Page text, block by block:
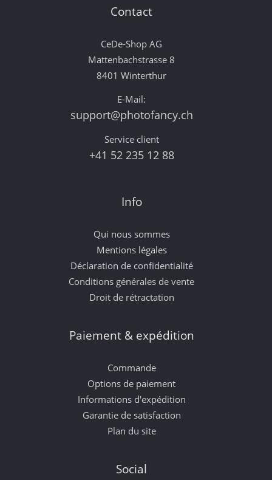
Contact
CeDe-Shop AG
Mattenbachstrasse 8
8401 Winterthur
E-Mail:
support@photofancy.ch
Service client
+41 52 235 12 88
Info
Qui nous sommes
Mentions légales
Déclaration de confidentialité
Conditions générales de vente
Droit de rétractation
Paiement & expédition
Commande
Options de paiement
Informations d'expédition
Garantie de satisfaction
Plan du site
Social